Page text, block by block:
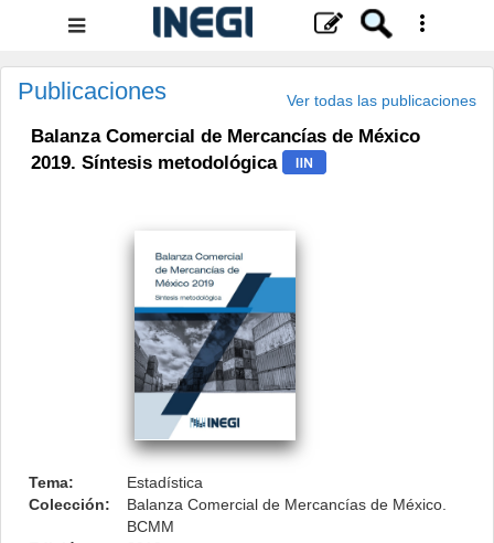
Menú
navegación
Publicaciones Ver todas las publicaciones
Balanza Comercial de Mercancías de México
2019. Síntesis metodológica
Tema:
Estadística
Colección:
Balanza Comercial de Mercancías de México.
BCMM